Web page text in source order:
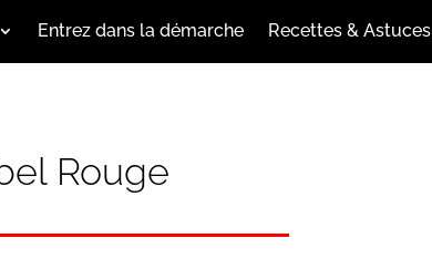
Entrez dans la démarche Recettes & Astuces
Rouge